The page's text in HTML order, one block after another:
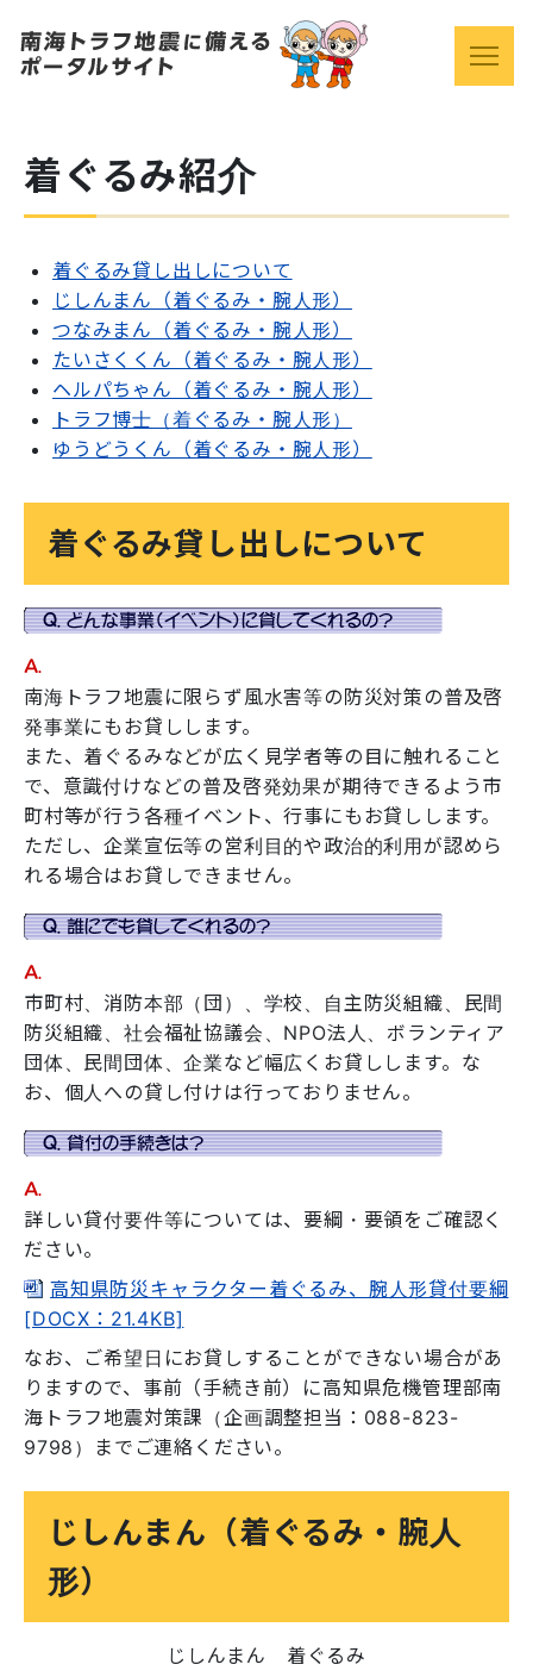
着ぐるみ紹介
着ぐるみ貸し出しについて
じしんまん（着ぐるみ・腕人形）
つなみまん（着ぐるみ・腕人形）
たいさくくん（着ぐるみ・腕人形）
ヘルパちゃん（着ぐるみ・腕人形）
トラフ博士（着ぐるみ・腕人形）
ゆうどうくん（着ぐるみ・腕人形）
着ぐるみ貸し出しについて
南海トラフ地震に限らず風水害等の防災対策の普及啓
発事業にもお貸しします。
また、着ぐるみなどが広く見学者等の目に触れること
で、意識付けなどの普及啓発効果が期待できるよう市
町村等が行う各種イベント、行事にもお貸しします。
ただし、企業宣伝等の営利目的や政治的利用が認めら
れる場合はお貸しできません。
市町村、消防本部（団）、学校、自主防災組織、民間
防災組織、社会福祉協議会、NPO法人、ボランティア
団体、民間団体、企業など幅広くお貸しします。な
お、個人への貸し付けは行っておりません。
詳しい貸付要件等については、要綱・要領をご確認く
ださい。
高知県防災キャラクター着ぐるみ、腕人形貸付要綱
[DOCX：21.4KB]
なお、ご希望日にお貸しすることができない場合があ
りますので、事前（手続き前）に高知県危機管理部南
海トラフ地震対策課（企画調整担当：088-823-
9798）までご連絡ください。
じしんまん（着ぐるみ・腕人
形）
じしんまん 着ぐるみ